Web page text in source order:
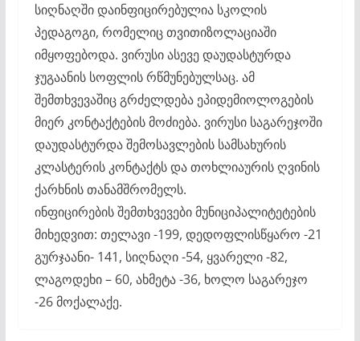
სიღნაღში დაინფიცირებულია სკოლის
პედაგოგი, რომელიც თვითიზოლაციაში
იმყოფებოდა. ვირუსი ასევე დაუდასტურდა
ჯუგაანის სოფლის რწმუნებულსაც. ამ
შემთხვევაშიც გრძელდება ეპიდემიოლოგების
მიერ კონტაქტების მოძიება. ვირუსი საგარეჯოში
დაუდასტურდა შემოსავლების სამსახურის
კლასტერის კონტაქტს და თოხლიაურის ღვინის
ქარხნის თანამშრომელს.
ინფიცირების შემთხვევები მუნიციპალიტეტების
მიხედვით: თელავი -199, დედოფლისწყარო -21
გურჯაანი- 141, სიღნაღი -54, ყვარელი -82,
ლაგოდეხი – 60, ახმეტა -36, ხოლო საგარეჯო
-26 მოქალაქე.